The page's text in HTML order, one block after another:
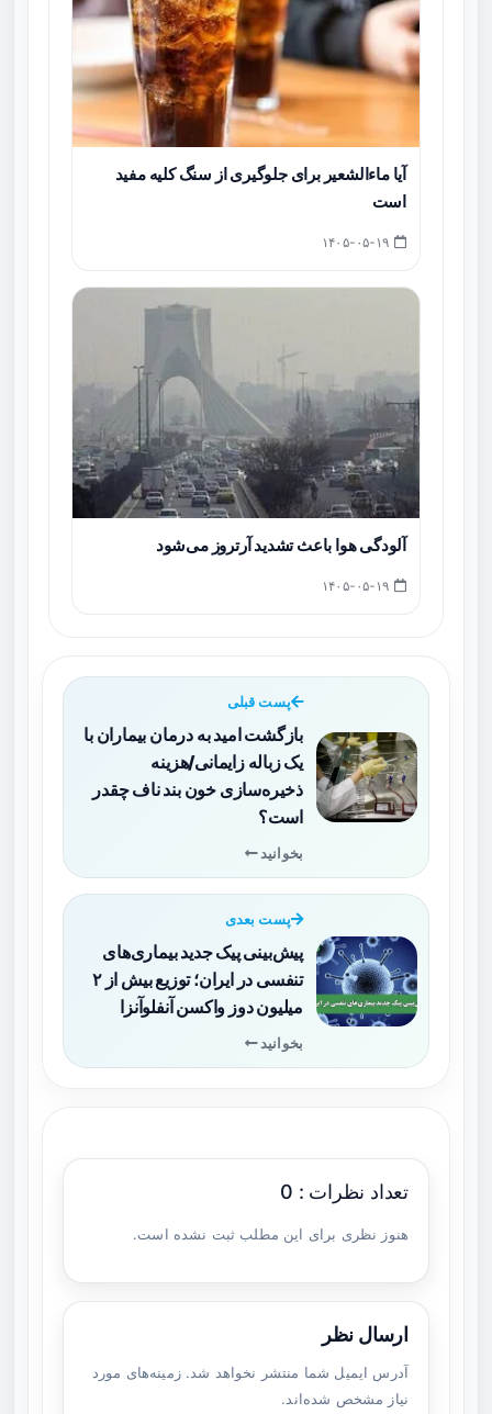
آیا ماءالشعیر برای جلوگیری از سنگ کلیه مفید
است
آلودگی هوا باعث تشدید آرتروز می‌شود
پست قبلی
بازگشت امید به درمان بیماران با
یک زباله زایمانی/هزینه
ذخیره‌سازی خون بند ناف چقدر
است؟
بخوانید
پست بعدی
پیش‌بینی پیک جدید بیماری‌های
تنفسی در ایران؛ توزیع بیش از ۲
میلیون دوز واکسن آنفلوآنزا
بخوانید
تعداد نظرات : 0
هنوز نظری برای این مطلب ثبت نشده است.
ارسال نظر
آدرس ایمیل شما منتشر نخواهد شد. زمینه‌های مورد
نیاز مشخص شده‌اند.